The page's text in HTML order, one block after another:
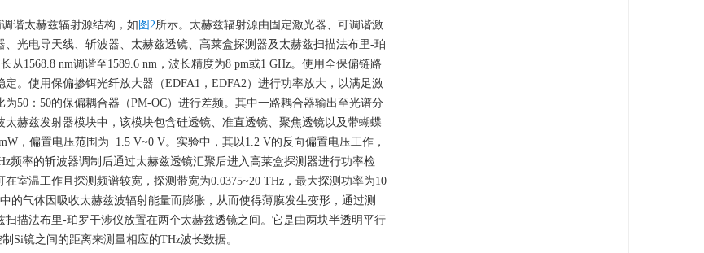
谐太赫兹辐射源结构，如图2所示。太赫兹辐射源由固定激光器、可调谐激
光电导天线、斩波器、太赫兹透镜、高莱盒探测器及太赫兹扫描法布里-珀
从 1568.8 nm调谐至1589.6 nm，波长精度为8 pm或1 GHz。使用全保偏链路
。使用保偏掺铒光纤放大器（EDFA1，EDFA2）进行功率放大，以满足激
50：50的保偏耦合器（PM-OC）进行差频。其中一路耦合器输出至光谱分
赫兹发射器模块中，该模块包含硅透镜、准直透镜、聚焦透镜以及带蝴蝶
，偏置电压范围为−1.5 V~0 V。实验中，其以1.2 V的反向偏置电压工作，
频率的斩波器调制后通过太赫兹透镜汇聚后进入高莱盒探测器进行功率检
室温工作且探测频谱较宽，探测带宽为0.0375~20 THz，最大探测功率为10
的气体因吸收太赫兹波辐射能量而膨胀，从而使得薄膜发生变形，通过测
描法布里-珀罗干涉仪放置在两个太赫兹透镜之间。它是由两块半透明平行
Si镜之间的距离来测量相应的THz波长数据。